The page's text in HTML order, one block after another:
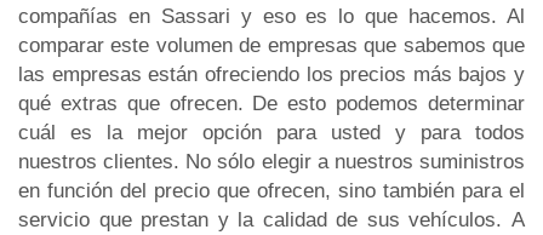
compañías en Sassari y eso es lo que hacemos. Al
comparar este volumen de empresas que sabemos que
las empresas están ofreciendo los precios más bajos y
qué extras que ofrecen. De esto podemos determinar
cuál es la mejor opción para usted y para todos
nuestros clientes. No sólo elegir a nuestros suministros
en función del precio que ofrecen, sino también para el
servicio que prestan y la calidad de sus vehículos. A